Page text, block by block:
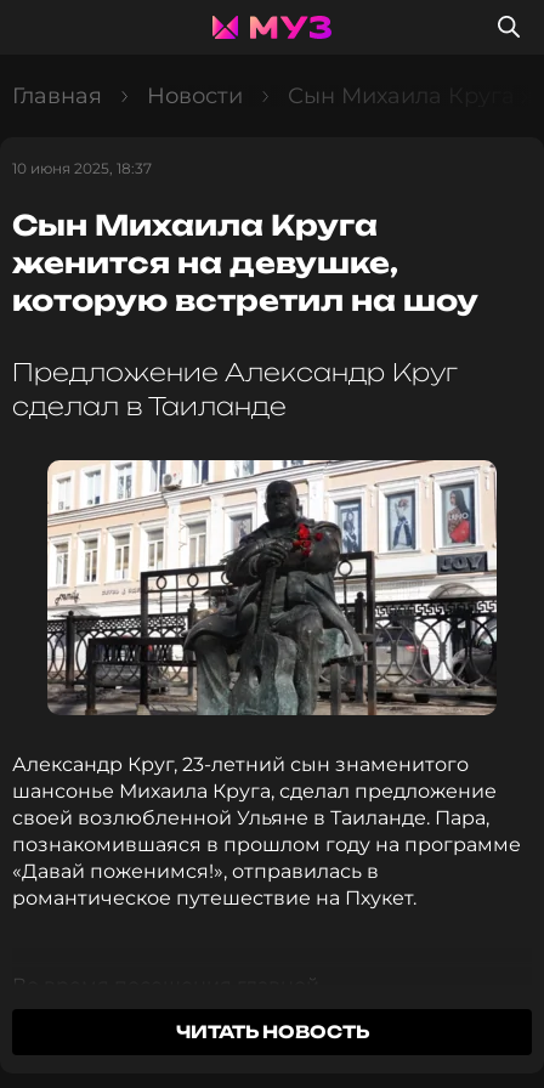
Главная Новости Сын Михаила Круга
10 июня 2025, 18:37
Сын Михаила Круга
женится на девушке,
которую встретил на шоу
Предложение Александр Круг
сделал в Таиланде
Александр Круг, 23-летний сын знаменитого
шансонье Михаила Круга, сделал предложение
своей возлюбленной Ульяне в Таиланде. Пара,
познакомившаяся в прошлом году на программе
«Давай поженимся!», отправилась в
романтическое путешествие на Пхукет.
Во время посещения главной
достопримечательности острова — Большого
Будды — Александр неожиданно для Ульяны
ЧИТАТЬ НОВОСТЬ